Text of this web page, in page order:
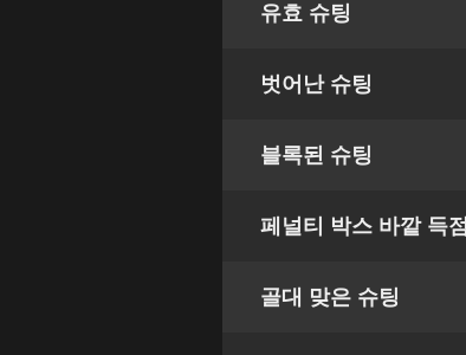
유효 슈팅
벗어난 슈팅
블록된 슈팅
페널티 박스 바깥 득점
골대 맞은 슈팅